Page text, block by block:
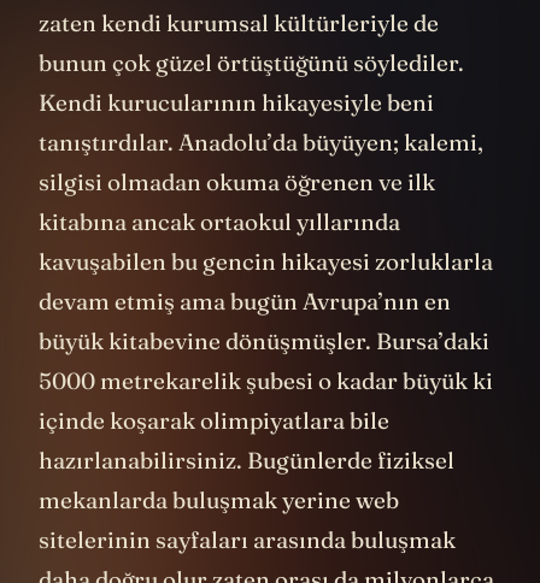
zaten kendi kurumsal kültürleriyle de
bunun çok güzel örtüştüğünü söylediler.
Kendi kurucularının hikayesiyle beni
tanıştırdılar. Anadolu’da büyüyen; kalemi,
silgisi olmadan okuma öğrenen ve ilk
kitabına ancak ortaokul yıllarında
kavuşabilen bu gencin hikayesi zorluklarla
devam etmiş ama bugün Avrupa’nın en
büyük kitabevine dönüşmüşler. Bursa’daki
5000 metrekarelik şubesi o kadar büyük ki
içinde koşarak olimpiyatlara bile
hazırlanabilirsiniz. Bugünlerde fiziksel
mekanlarda buluşmak yerine web
sitelerinin sayfaları arasında buluşmak